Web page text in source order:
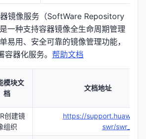
镜像服务（SoftWare Repository
一种支持容器镜像全生命周期管理
易用、安全可靠的镜像管理功能，
器化服务。 帮助文档
模块文
档
文档地址
创建镜
组织
https://
swr/